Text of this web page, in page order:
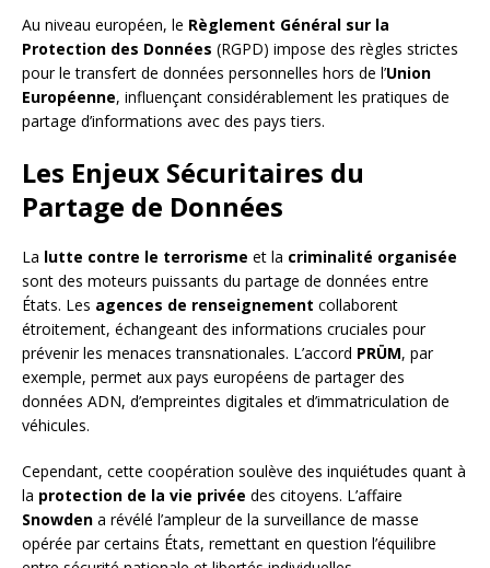
Au niveau européen, le Règlement Général sur la
Protection des Données (RGPD) impose des règles strictes
pour le transfert de données personnelles hors de l’Union
Européenne, influençant considérablement les pratiques de
partage d’informations avec des pays tiers.
Les Enjeux Sécuritaires du
Partage de Données
La lutte contre le terrorisme et la criminalité organisée
sont des moteurs puissants du partage de données entre
États. Les agences de renseignement collaborent
étroitement, échangeant des informations cruciales pour
prévenir les menaces transnationales. L’accord PRÜM, par
exemple, permet aux pays européens de partager des
données ADN, d’empreintes digitales et d’immatriculation de
véhicules.
Cependant, cette coopération soulève des inquiétudes quant à
la protection de la vie privée des citoyens. L’affaire
Snowden a révélé l’ampleur de la surveillance de masse
opérée par certains États, remettant en question l’équilibre